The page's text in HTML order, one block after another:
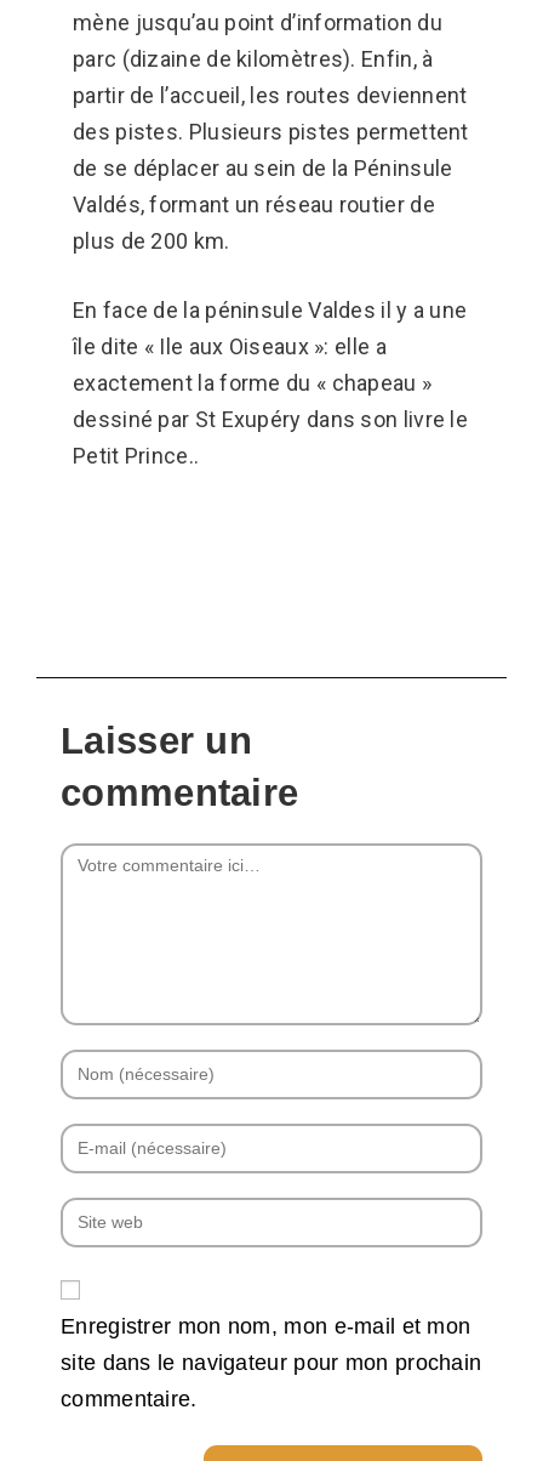
mène jusqu’au point d’information du
parc (dizaine de kilomètres). Enfin, à
partir de l’accueil, les routes deviennent
des pistes. Plusieurs pistes permettent
de se déplacer au sein de la Péninsule
Valdés, formant un réseau routier de
plus de 200 km.
En face de la péninsule Valdes il y a une
île dite « Ile aux Oiseaux »: elle a
exactement la forme du « chapeau »
dessiné par St Exupéry dans son livre le
Petit Prince..
Laisser un
commentaire
Enregistrer mon nom, mon e-mail et mon
site dans le navigateur pour mon prochain
commentaire.